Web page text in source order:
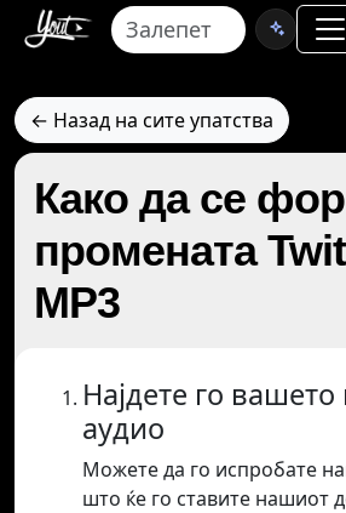
← Назад на сите упатства
Како да се
промената
MP3
Најдете го
аудио
Можете да го испробате
што ќе го ставите нашиот